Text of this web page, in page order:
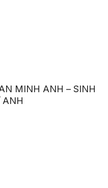
MINH ANH – SINH
ANH